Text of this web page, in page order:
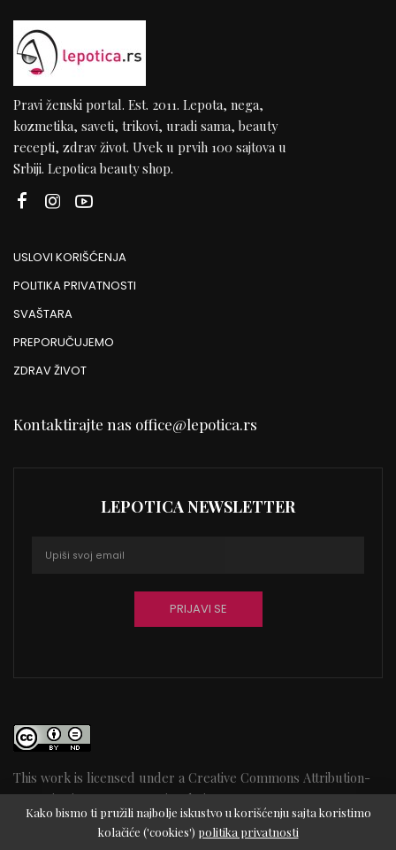
Pravi ženski portal. Est. 2011. Lepota, nega,
kozmetika, saveti, trikovi, uradi sama, beauty
recepti, zdrav život. Uvek u prvih 100 sajtova u
Srbiji. Lepotica beauty shop.
USLOVI KORIŠĆENJA
POLITIKA PRIVATNOSTI
SVAŠTARA
PREPORUČUJEMO
ZDRAV ŽIVOT
Kontaktirajte nas office@lepotica.rs
LEPOTICA NEWSLETTER
This work is licensed under a Creative Commons Attribution-
NoDerivatives 4.0 International License45
Kako bismo ti pružili najbolje iskustvo u korišćenju sajta koristimo
kolačiće ('cookies') politika privatnosti